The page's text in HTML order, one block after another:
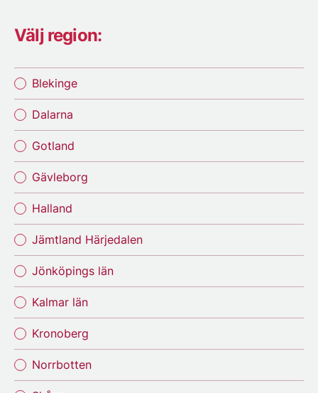
Välj region:
Blekinge
Dalarna
Gotland
Gävleborg
Halland
Jämtland Härjedalen
Jönköpings län
Kalmar län
Kronoberg
Norrbotten